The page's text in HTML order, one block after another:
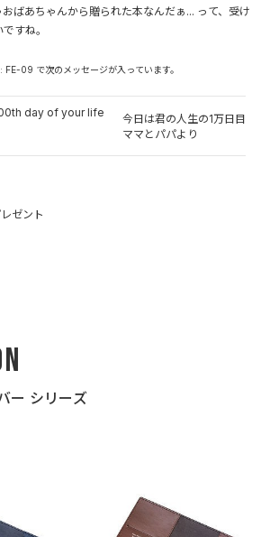
ばあちゃんから贈られた本なんだぁ... って、受け
すね。
09 で次のメッセージが入っています。
day of your life
今日は君の人生の1万日目
ママとパパより
ゼント
ー シリーズ